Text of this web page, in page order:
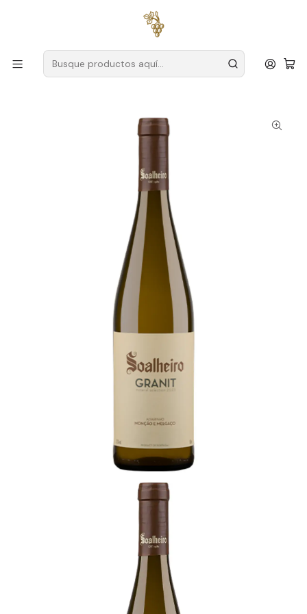
para pedidos superiores a
Productores
Vino Verde (Monção & Melgaço)
Soleado
Soalheiro Granit Alvarinho Magnum Vinho Verde Branco 1.5L